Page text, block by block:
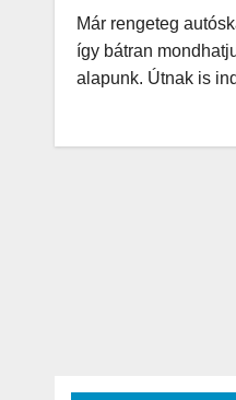
Már rengeteg
így bátran
alapunk. Útnak is